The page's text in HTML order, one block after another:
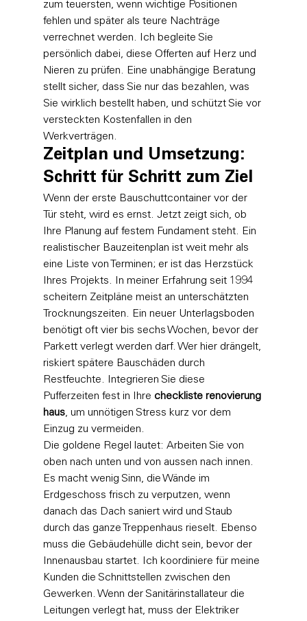
zum teuersten, wenn wichtige Positionen
fehlen und später als teure Nachträge
verrechnet werden. Ich begleite Sie
persönlich dabei, diese Offerten auf Herz und
Nieren zu prüfen. Eine unabhängige Beratung
stellt sicher, dass Sie nur das bezahlen, was
Sie wirklich bestellt haben, und schützt Sie vor
versteckten Kostenfallen in den
Werkverträgen.
Zeitplan und Umsetzung:
Schritt für Schritt zum Ziel
Wenn der erste Bauschuttcontainer vor der
Tür steht, wird es ernst. Jetzt zeigt sich, ob
Ihre Planung auf festem Fundament steht. Ein
realistischer Bauzeitenplan ist weit mehr als
eine Liste von Terminen; er ist das Herzstück
Ihres Projekts. In meiner Erfahrung seit 1994
scheitern Zeitpläne meist an unterschätzten
Trocknungszeiten. Ein neuer Unterlagsboden
benötigt oft vier bis sechs Wochen, bevor der
Parkett verlegt werden darf. Wer hier drängelt,
riskiert spätere Bauschäden durch
Restfeuchte. Integrieren Sie diese
Pufferzeiten fest in Ihre checkliste renovierung
haus, um unnötigen Stress kurz vor dem
Einzug zu vermeiden.
Die goldene Regel lautet: Arbeiten Sie von
oben nach unten und von aussen nach innen.
Es macht wenig Sinn, die Wände im
Erdgeschoss frisch zu verputzen, wenn
danach das Dach saniert wird und Staub
durch das ganze Treppenhaus rieselt. Ebenso
muss die Gebäudehülle dicht sein, bevor der
Innenausbau startet. Ich koordiniere für meine
Kunden die Schnittstellen zwischen den
Gewerken. Wenn der Sanitärinstallateur die
Leitungen verlegt hat, muss der Elektriker